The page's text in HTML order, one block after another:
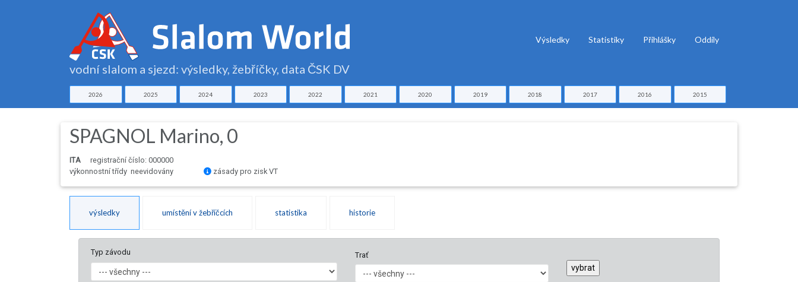
vodní slalom a sjezd: výsledky, žebříčky, data ČSK DV
Výsledky Statistiky Přihlášky Oddíly
2026 2025 2024 2023 2022 2021 2020 2019 2018 2017 2016 2015
SPAGNOL Marino, 0
ITA
registrační číslo: 000000
výkonnostní třídy neevidovány
zásady pro zisk VT
výsledky umístění v žebříčcích statistika historie
Typ závodu Trať